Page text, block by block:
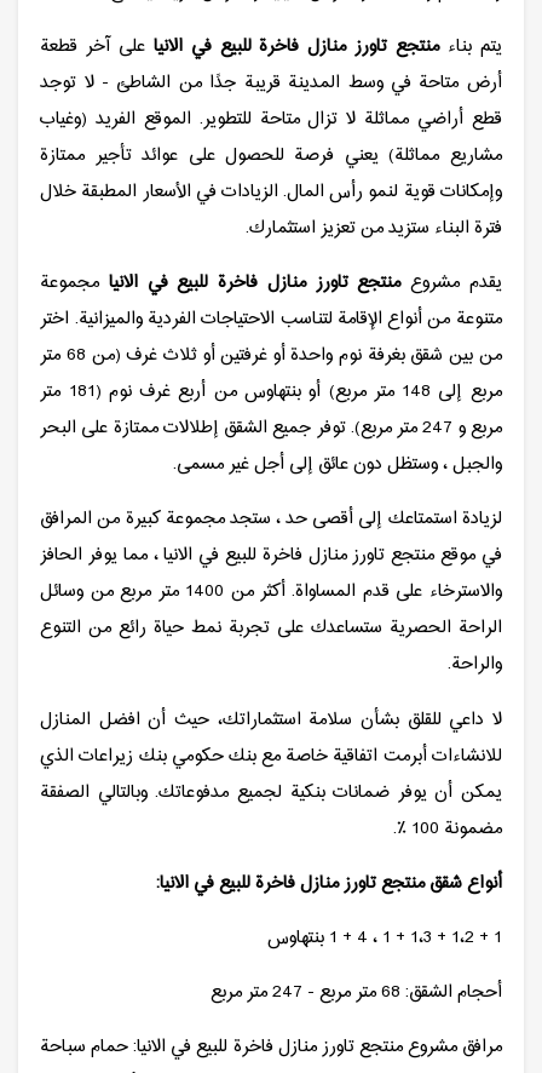
يتم بناءمنتجع تاورز منازل فاخرة للبيع في الانيا على آخر قطعة
أرض متاحة في وسط المدينة قريبة جدًا من الشاطئ - لا توجد
قطع أراضي مماثلة لا تزال متاحة للتطوير. الموقع الفريد (وغياب
مشاريع مماثلة) يعني فرصة للحصول على عوائد تأجير ممتازة
وإمكانات قوية لنمو رأس المال. الزيادات في الأسعار المطبقة خلال
فترة البناء ستزيد من تعزيز استثمارك.
يقدم مشروعمنتجع تاورز منازل فاخرة للبيع في الانيا مجموعة
متنوعة من أنواع الإقامة لتناسب الاحتياجات الفردية والميزانية. اختر
من بين شقق بغرفة نوم واحدة أو غرفتين أو ثلاث غرف (من 68 متر
مربع إلى 148 متر مربع) أو بنتهاوس من أربع غرف نوم (181 متر
مربع و 247 متر مربع). توفر جميع الشقق إطلالات ممتازة على البحر
والجبل ، وستظل دون عائق إلى أجل غير مسمى.
لزيادة استمتاعك إلى أقصى حد ، ستجد مجموعة كبيرة من المرافق
في موقع منتجع تاورز منازل فاخرة للبيع في الانيا ، مما يوفر الحافز
والاسترخاء على قدم المساواة. أكثر من 1400 متر مربع من وسائل
الراحة الحصرية ستساعدك على تجربة نمط حياة رائع من التنوع
والراحة.
لا داعي للقلق بشأن سلامة استثماراتك، حيث أن افضل المنازل
للانشاءات أبرمت اتفاقية خاصة مع بنك حكومي بنك زيراعات الذي
يمكن أن يوفر ضمانات بنكية لجميع مدفوعاتك. وبالتالي الصفقة
مضمونة 100 ٪.
أنواع شقق منتجع تاورز منازل فاخرة للبيع في الانيا:
1 + 1،2 + 1،3 + 1 ، 4 + 1 بنتهاوس
أحجام الشقق: 68 متر مربع - 247 متر مربع
مرافق مشروع منتجع تاورز منازل فاخرة للبيع في الانيا: حمام سباحة